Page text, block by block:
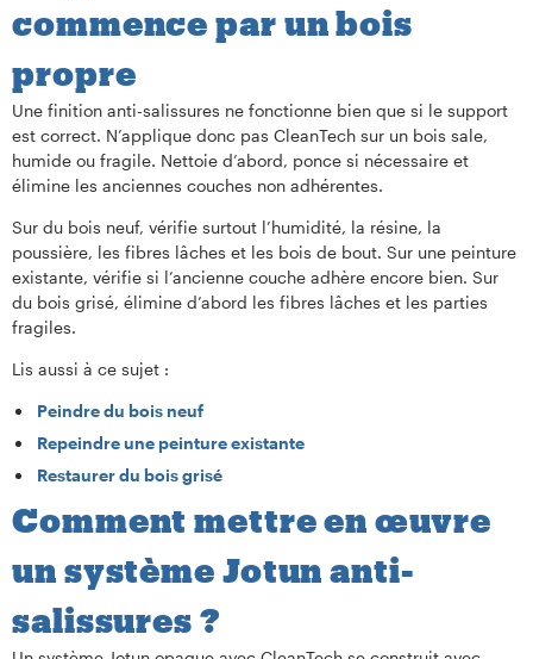
commence par un bois
propre
Une finition anti-salissures ne fonctionne bien que si le support
est correct. N’applique donc pas CleanTech sur un bois sale,
humide ou fragile. Nettoie d’abord, ponce si nécessaire et
élimine les anciennes couches non adhérentes.
Sur du bois neuf, vérifie surtout l’humidité, la résine, la
poussière, les fibres lâches et les bois de bout. Sur une peinture
existante, vérifie si l’ancienne couche adhère encore bien. Sur
du bois grisé, élimine d’abord les fibres lâches et les parties
fragiles.
Lis aussi à ce sujet :
Peindre du bois neuf
Repeindre une peinture existante
Restaurer du bois grisé
Comment mettre en œuvre
un système Jotun anti-
salissures ?